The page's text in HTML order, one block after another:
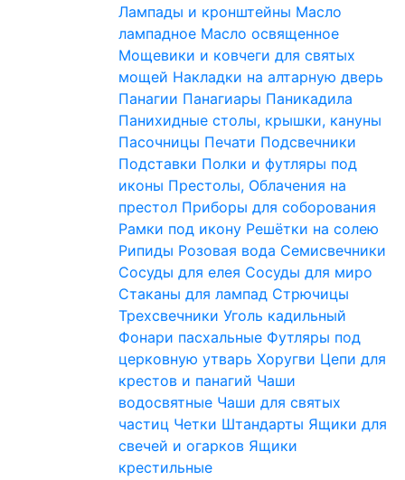
Лампады и кронштейны Масло
лампадное Масло освященное
Мощевики и ковчеги для святых
мощей Накладки на алтарную дверь
Панагии Панагиары Паникадила
Панихидные столы, крышки, кануны
Пасочницы Печати Подсвечники
Подставки Полки и футляры под
иконы Престолы, Облачения на
престол Приборы для соборования
Рамки под икону Решётки на солею
Рипиды Розовая вода Семисвечники
Сосуды для елея Сосуды для миро
Стаканы для лампад Стрючицы
Трехсвечники Уголь кадильный
Фонари пасхальные Футляры под
церковную утварь Хоругви Цепи для
крестов и панагий Чаши
водосвятные Чаши для святых
частиц Четки Штандарты Ящики для
свечей и огарков Ящики
крестильные